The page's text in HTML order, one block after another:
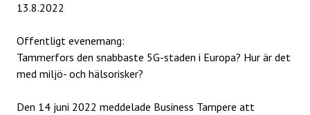
13.8.2022
Offentligt evenemang:
Tammerfors den snabbaste 5G-staden i Europa? Hur är det
med miljö- och hälsorisker?
Den 14 juni 2022 meddelade Business Tampere att